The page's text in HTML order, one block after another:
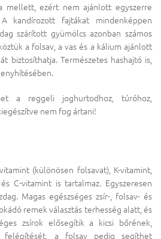
mellett, ezért nem ajánlott egyszerre
kandírozott fajtákat mindenképpen
szárított gyümölcs azonban számos
a folsav, a vas és a kálium ajánlott
biztosíthatja. Természetes hashajtó is,
a reggeli joghurtodhoz, túróhoz,
nem fog ártani!
(különösen folsavat), K-vitamint,
C-vitamint is tartalmaz. Egyszeresen
Magas egészséges zsír-, folsav- és
remek választás terhesség alatt, és
zsírok elősegítik a kicsi bőrének,
felépítését, a folsav pedig segíthet